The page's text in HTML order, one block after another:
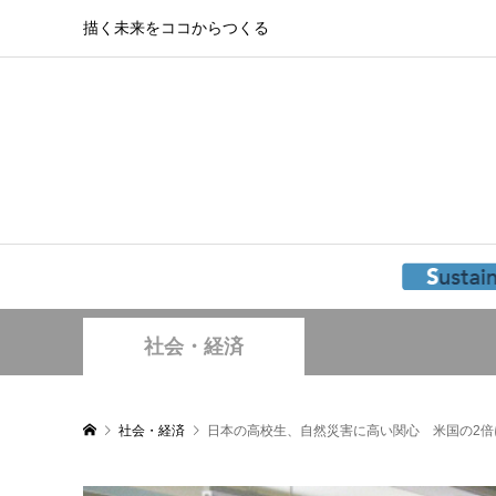
描く未来をココからつくる
社会・経済
社会・経済 日本の高校生、自然災害に高い関心 米国の2倍